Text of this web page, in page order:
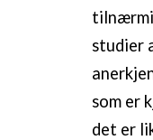
studier
som er
det er